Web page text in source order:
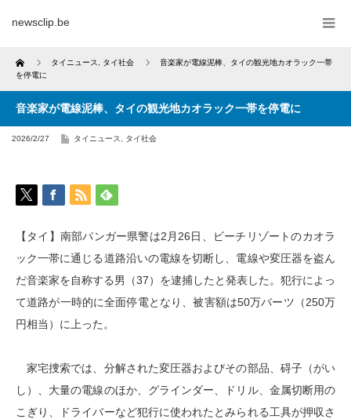
newsclip.be
Home タイニュース タイ社会
音楽家が電線泥棒、タイの観光地カオラック一帯
を停電に
音楽家が電線泥棒、タイの観光地カオラック一帯を停電に
2026/2/27 タイニュース タイ社会
【タイ】南部パンガー県警は2月26日、ビーチリゾートのカオラ
ック一帯に通じる道路沿いの電線を切断し、電線や変圧器を盗ん
だ音楽家を自称する男（37）を逮捕したと発表した。犯行によっ
て道路が一時的に全面停電となり、被害額は50万バーツ（250万
円相当）に上った。
家宅捜索では、分解された変圧器およびその部品、碍子（がい
し）、大量の電線のほか、グラインダー、ドリル、金属切断用の
こぎり、ドライバーなど犯行に使われたとみられる工具が押収さ